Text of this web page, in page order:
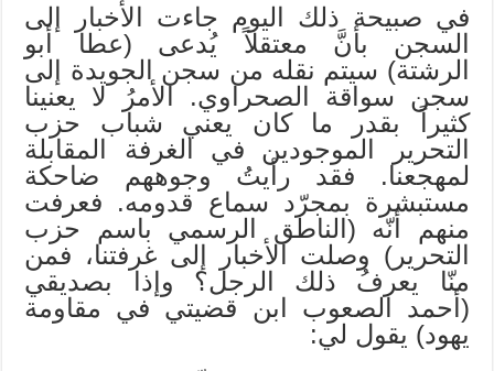
في صبيحة ذلك اليوم جاءت الأخبار إلى
السجن بأنَّ معتقلاً يُدعى (عطا أبو
الرشتة) سيتم نقله من سجن الجويدة إلى
سجن سواقة الصحراوي. الأمرُ لا يعنينا
كثيراً بقدر ما كان يعني شباب حزب
التحرير الموجودين في الغرفة المقابلة
لمهجعنا. فقد رأيتُ وجوههم ضاحكة
مستبشرة بمجرّد سماع قدومه. فعرفت
منهم أنّه (الناطق الرسمي باسم حزب
التحرير) وصلت الأخبار إلى غرفتنا، فمن
منّا يعرفُ ذلك الرجل؟ وإذا بصديقي
(أحمد الصعوب ابن قضيتي في مقاومة
يهود) يقول لي: